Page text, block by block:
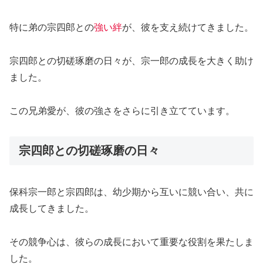
特に弟の宗四郎との強い絆が、彼を支え続けてきました。
宗四郎との切磋琢磨の日々が、宗一郎の成長を大きく助け
ました。
この兄弟愛が、彼の強さをさらに引き立てています。
宗四郎との切磋琢磨の日々
保科宗一郎と宗四郎は、幼少期から互いに競い合い、共に
成長してきました。
その競争心は、彼らの成長において重要な役割を果たしま
した。